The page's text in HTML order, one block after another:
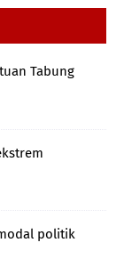
Tabung
politik